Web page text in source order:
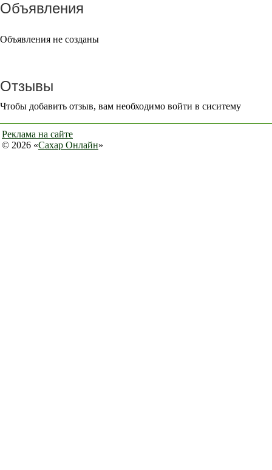
Объявления
Объявления не созданы
Отзывы
Чтобы добавить отзыв, вам необходимо войти в сиситему
Реклама на сайте
© 2026 «Сахар Онлайн»